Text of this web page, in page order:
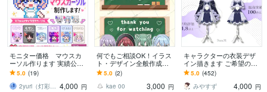
モニター価格 マウスカ
ーソル作ります 実績公開
にご協力いただける方だ
けの特別価格
5.0 (19)
2yuri（灯彩堂つゆり） 4,000 円
何でもご相談OK！イラス
ト・デザイン全般作成し
ます 出品中のサービスに
無いものでもお気軽にご
相談ください！
5.0 (2)
kae 00
3,000 円
キャラクターの衣装デザ
イン描きます ご希望のイ
メージに合わせた衣装デ
ザインを提案します！
5.0 (452)
みやすず
4,000 円